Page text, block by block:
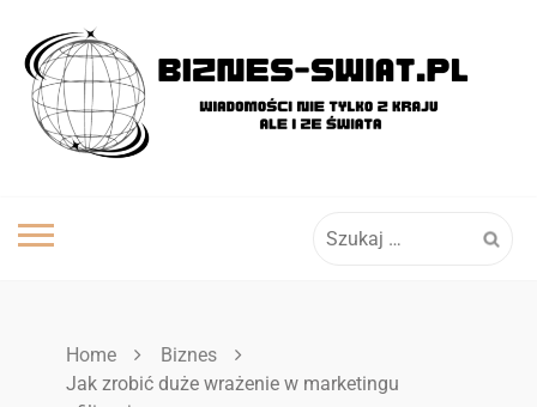
content
Home
Biznes
Jak zrobić duże wrażenie w marketingu